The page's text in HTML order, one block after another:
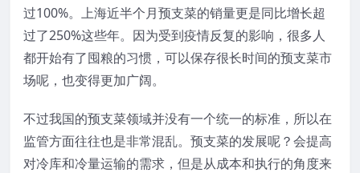
过100%。上海近半个月预支菜的销量更是同比增长超
过了250%这些年。因为受到疫情反复的影响，很多人
都开始有了囤粮的习惯，可以保存很长时间的预支菜市
场呢，也变得更加广阔。
不过我国的预支菜领域并没有一个统一的标准，所以在
监管方面往往也是非常混乱。预支菜的发展呢？会提高
对冷库和冷量运输的需求，但是从成本和执行的角度来